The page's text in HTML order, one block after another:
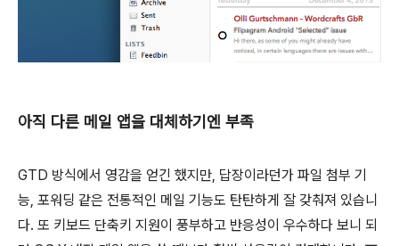
아직 다른 메일 앱을 대체하기엔 부족
GTD 방식에서 영감을 얻긴 했지만, 답장이라던가 파일 첨부 기
능, 포워딩 같은 전통적인 메일 기능도 탄탄하게 잘 갖춰져 있습니
다. 또 키보드 단축키 지원이 풍부하고 반응성이 우수하다 보니 되